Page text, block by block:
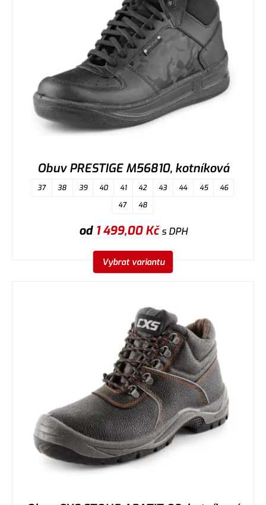
Obuv PRESTIGE M56810, kotníková
37 38 39 40 41 42 43 44 45
46
47
48
od 1 499,00Kčs DPH
Vybrat variantu